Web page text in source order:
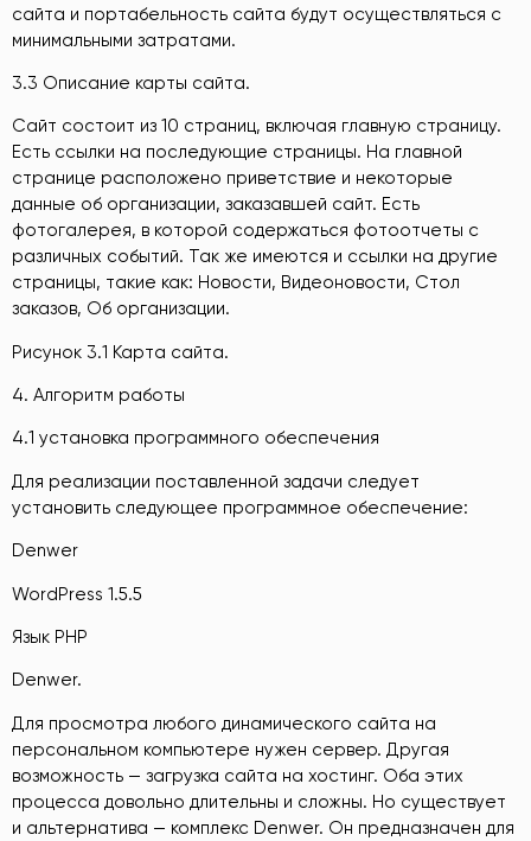
сайта и портабельность сайта будут осуществляться с
минимальными затратами.
3.3 Описание карты сайта.
Сайт состоит из 10 страниц, включая главную страницу.
Есть ссылки на последующие страницы. На главной
странице расположено приветствие и некоторые
данные об организации, заказавшей сайт. Есть
фотогалерея, в которой содержаться фотоотчеты с
различных событий. Так же имеются и ссылки на другие
страницы, такие как: Новости, Видеоновости, Стол
заказов, Об организации.
Рисунок 3.1 Карта сайта.
4. Алгоритм работы
4.1 установка программного обеспечения
Для реализации поставленной задачи следует
установить следующее программное обеспечение:
Denwer
WordPress 1.5.5
Язык PHP
Denwer.
Для просмотра любого динамического сайта на
персональном компьютере нужен сервер. Другая
возможность — загрузка сайта на хостинг. Оба этих
процесса довольно длительны и сложны. Но существует
и альтернатива — комплекс Denwer. Он предназначен для